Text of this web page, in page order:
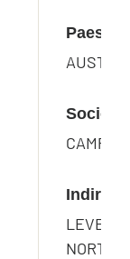
Paese
Società
LEVEL
NORTH